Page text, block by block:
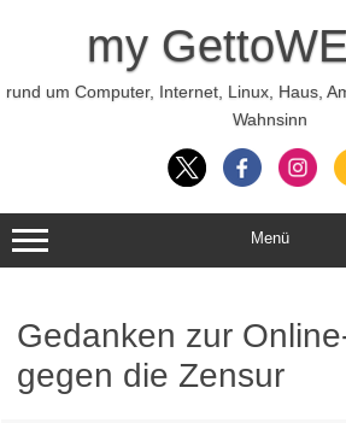
my
rund um Computer, Internet, Linux, Haus,
Wahnsinn
Menü
Gedanken zur
gegen die Zensur